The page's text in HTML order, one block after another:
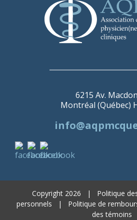
6215 Av.
Montréal (Québec)
Copyright 2026 | Politique
personnels | Politique de
des témoins